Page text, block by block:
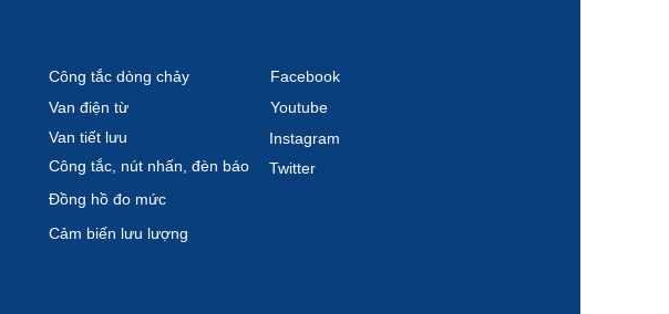
Công tắc dòng chảy
Van điện từ
Facebook
Youtube
Van tiết lưu
Công tắc, nút nhấn, đèn báo
Đồng hồ đo mức
Cảm biến lưu lượng
Instagram
Twitter